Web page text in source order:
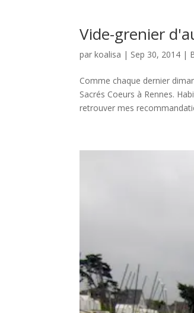
Vide-grenier
parkoalisa | Sep 30, 2014 |
Comme chaque dernier
Sacrés Coeurs à Rennes.
retrouver mes